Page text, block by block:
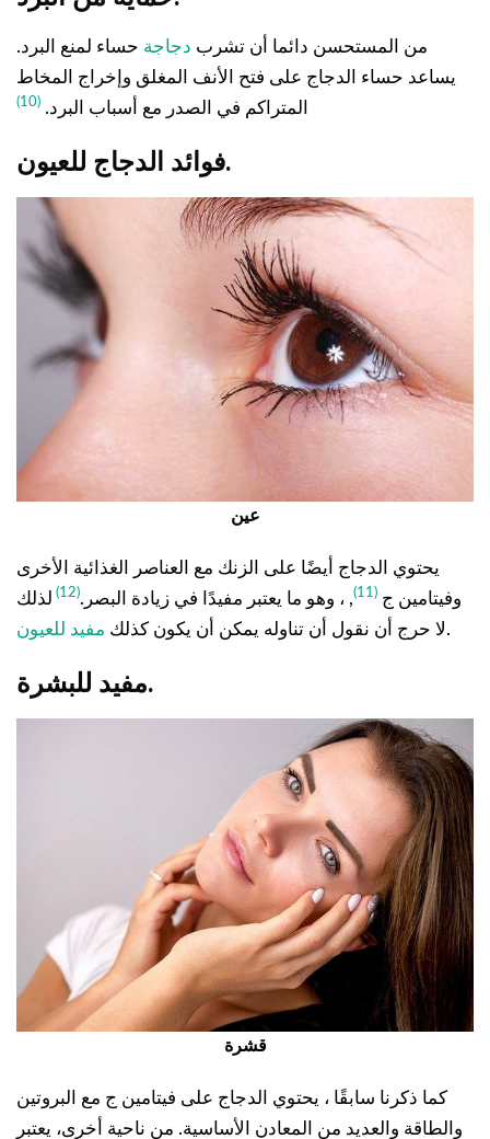
من المستحسن دائما أن تشرب دجاجة حساء لمنع البرد.
يساعد حساء الدجاج على فتح الأنف المغلق وإخراج المخاط
المتراكم في الصدر مع أسباب البرد. (10)
فوائد الدجاج للعيون.
عين
يحتوي الدجاج أيضًا على الزنك مع العناصر الغذائية الأخرى
وفيتامين ج (11) , ، وهو ما يعتبر مفيدًا في زيادة البصر.(12)
لذلك
لا حرج أن نقول أن تناوله يمكن أن يكون كذلك مفيد للعيون .
مفيد للبشرة.
قشرة
كما ذكرنا سابقًا ، يحتوي الدجاج على فيتامين ج مع البروتين
والطاقة والعديد من المعادن الأساسية. من ناحية أخرى، يعتبر